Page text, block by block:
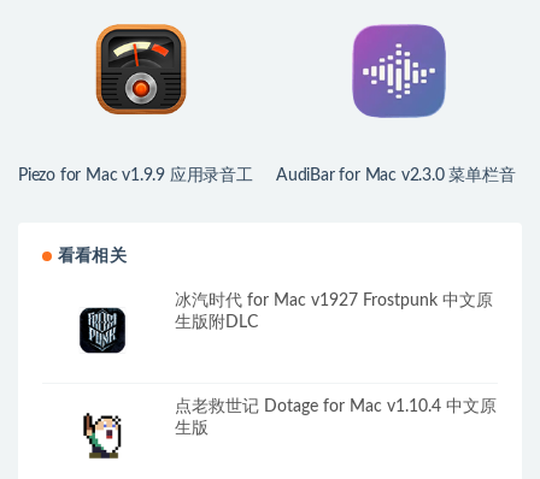
Piezo for Mac v1.9.9 应用录音工
AudiBar for Mac v2.3.0 菜单栏音
看看相关
冰汽时代 for Mac v1927 Frostpunk 中文原
生版附DLC
点老救世记 Dotage for Mac v1.10.4 中文原
生版